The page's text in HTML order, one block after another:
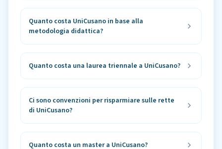
Quanto costa UniCusano in base alla
metodologia didattica?
Quanto costa una laurea triennale a UniCusano?
Ci sono convenzioni per risparmiare sulle rette
di UniCusano?
Quanto costa un master a UniCusano?